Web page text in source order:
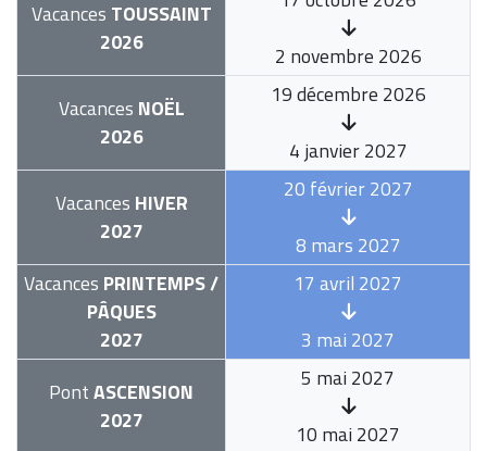
Vacances TOUSSAINT
2026
2 novembre 2026
Vacances NOËL
2026
19 décembre 2026
4 janvier 2027
Vacances HIVER
2027
20 février 2027
8 mars 2027
Vacances PRINTEMPS /
PÂQUES
2027
17 avril 2027
3 mai 2027
PontASCENSION
2027
5 mai 2027
10 mai 2027